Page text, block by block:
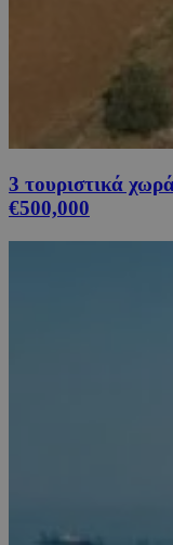
3 τουριστικά
€500,000